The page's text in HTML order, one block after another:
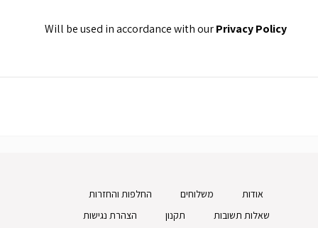
Will be used in accordance with ourPrivacy Policy
אודות משלוחים
החלפות והחזרות
שאלות תשובות
תקנון הצהרת נגישות